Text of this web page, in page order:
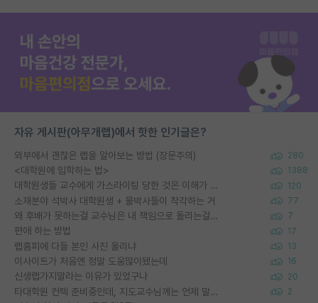
자유 게시판(아무개랩)에서 핫한 인기글은?
외부에서 괜찮은 랩을 알아보는 방법 (장문주의) 280
<대학원에 입학하는 법> 1388
대학원생들 교수에게 가스라이팅 당한 것은 이해가 갑니다. 안타깝네요. 120
소재분야 석박사 대학원생 + 물박사들이 착각하는 거 77
왜 후배가 못하는걸 교수님은 내 책임으로 돌리는걸까요? 7
편애 하는 방법 17
랩홈피에 다들 본인 사진 올리냐 13
이사이트가 처음엔 정말 도움많이됐는데 16
신생랩가지말라는 이유가 있었구나 20
타대학원 컨텍 준비중인데, 지도교수님께는 언제 말씀드려야 할까요? 2